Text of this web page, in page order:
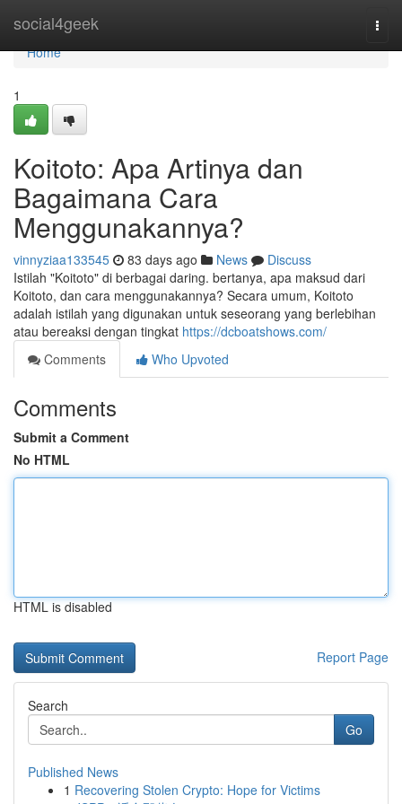
social4geek
Home
Home
1
Koitoto: Apa Artinya dan
Bagaimana Cara
Menggunakannya?
vinnyziaa133545 83 days ago News
Discuss
Istilah "Koitoto" di berbagai daring. bertanya, apa maksud dari
Koitoto, dan cara menggunakannya? Secara umum, Koitoto
adalah istilah yang digunakan untuk seseorang yang berlebihan
atau bereaksi dengan tingkat https://dcboatshows.com/
Comments
Who Upvoted
Comments
Submit a Comment
No HTML
HTML is disabled
Report Page
Search
Go
Published News
1 Recovering Stolen Crypto: Hope for Victims